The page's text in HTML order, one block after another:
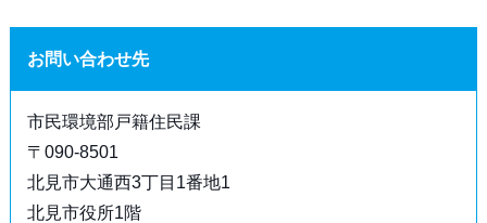
お問い合わせ先
市民環境部戸籍住民課
〒090-8501
北見市大通西3丁目1番地1
北見市役所1階